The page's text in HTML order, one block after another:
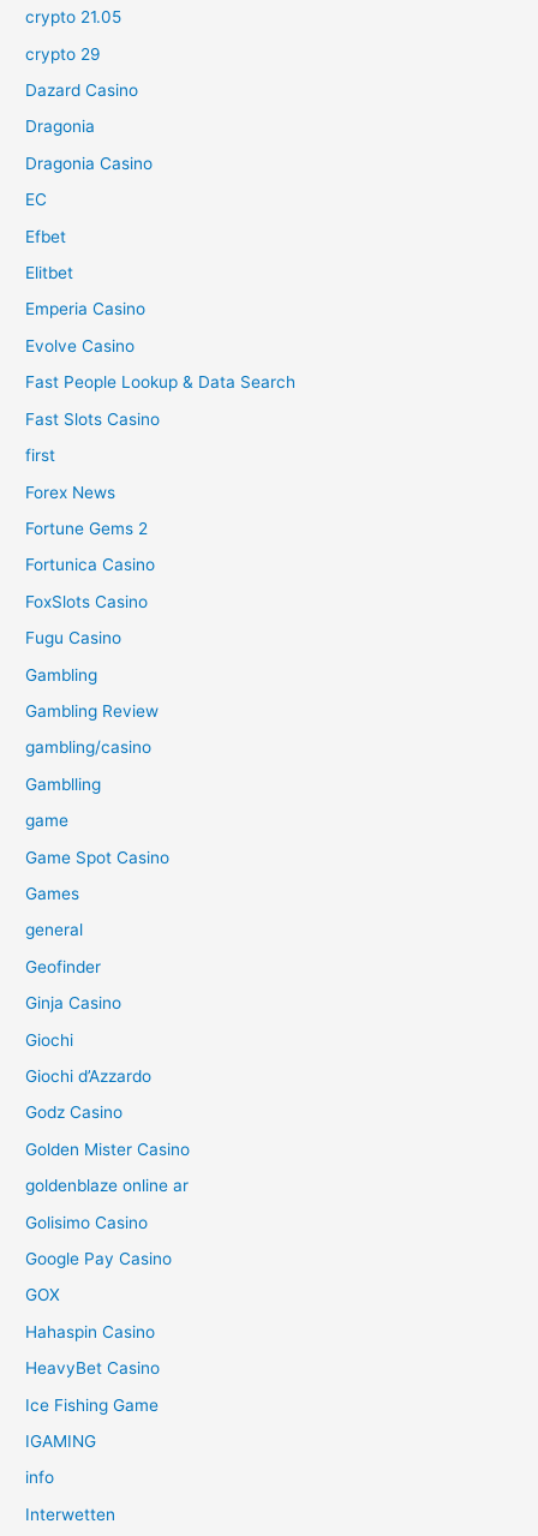
crypto 21.05
crypto 29
Dazard Casino
Dragonia
Dragonia Casino
EC
Efbet
Elitbet
Emperia Casino
Evolve Casino
Fast People Lookup & Data Search
Fast Slots Casino
first
Forex News
Fortune Gems 2
Fortunica Casino
FoxSlots Casino
Fugu Casino
Gambling
Gambling Review
gambling/casino
Gamblling
game
Game Spot Casino
Games
general
Geofinder
Ginja Casino
Giochi
Giochi d’Azzardo
Godz Casino
Golden Mister Casino
goldenblaze online ar
Golisimo Casino
Google Pay Casino
GOX
Hahaspin Casino
HeavyBet Casino
Ice Fishing Game
IGAMING
info
Interwetten